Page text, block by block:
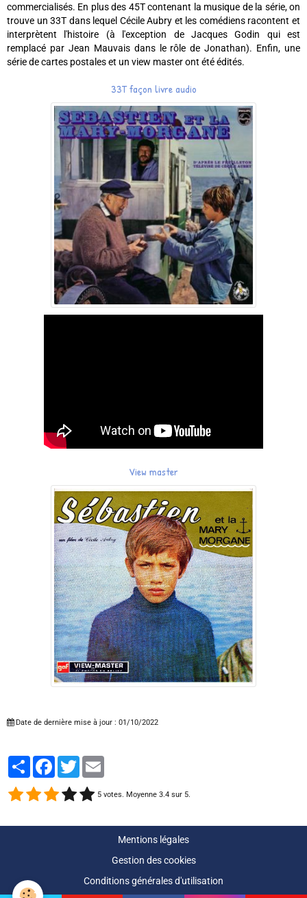
commercialisés. En plus des 45T contenant la musique de la série, on
trouve un 33T dans lequel Cécile Aubry et les comédiens racontent et
interprètent l'histoire (à l'exception de Jacques Godin qui est
remplacé par Jean Mauvais dans le rôle de Jonathan). Enfin, une
série de cartes postales et un view master ont été édités.
33T façon livre audio
View master
Date de dernière mise à jour : 01/10/2022
PartagerFacebook
Twitter
5 votes. Moyenne 3.4 sur 5.
Mentions légales
Gestion des cookies
Conditions générales d'utilisation